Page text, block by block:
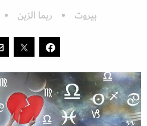
بيروت ريما الزين